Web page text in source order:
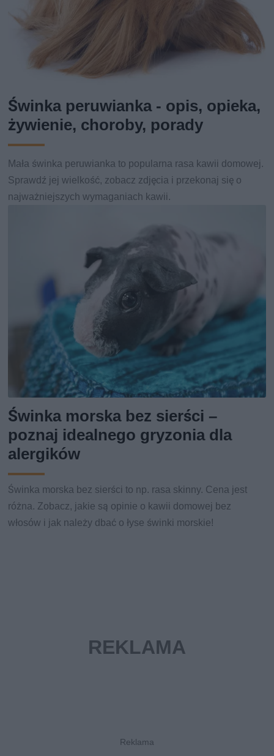
Świnka peruwianka - opis, opieka,
żywienie, choroby, porady
Mała świnka peruwianka to popularna rasa kawii domowej.
Sprawdź jej wielkość, zobacz zdjęcia i przekonaj się o
najważniejszych wymaganiach kawii.
Świnka morska bez sierści –
poznaj idealnego gryzonia dla
alergików
Świnka morska bez sierści to np. rasa skinny. Cena jest
różna. Zobacz, jakie są opinie o kawii domowej bez
włosów i jak należy dbać o łyse świnki morskie!